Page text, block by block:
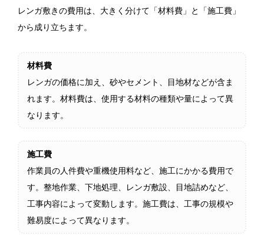
レンガ敷きの費用は、大きく分けて「材料費」と「施工費」
から成り立ちます。
材料費
レンガの価格に加え、砂やセメント、目地材などが含ま
れます。材料費は、使用する材料の種類や量によって異
なります。
施工費
作業員の人件費や重機使用料など、施工にかかる費用で
す。整地作業、下地処理、レンガ敷設、目地詰めなど、
工事内容によって変動します。施工費は、工事の規模や
難易度によって異なります。